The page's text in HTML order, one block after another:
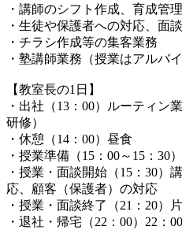
・講師のシフト作成、育成管理
・生徒や保護者への対応、面談
・チラシ作成等の集客業務
・塾講師業務（授業はアルバ
【教室長の1日】
・出社（13：00）ルーティン
研修）
・休憩（14：00）昼食
・授業準備（15：00～15：30）
・授業・面談開始（15：30）
応、顧客（保護者）の対応
・授業・面談終了（21：20）
・退社・帰宅（22：00）22：